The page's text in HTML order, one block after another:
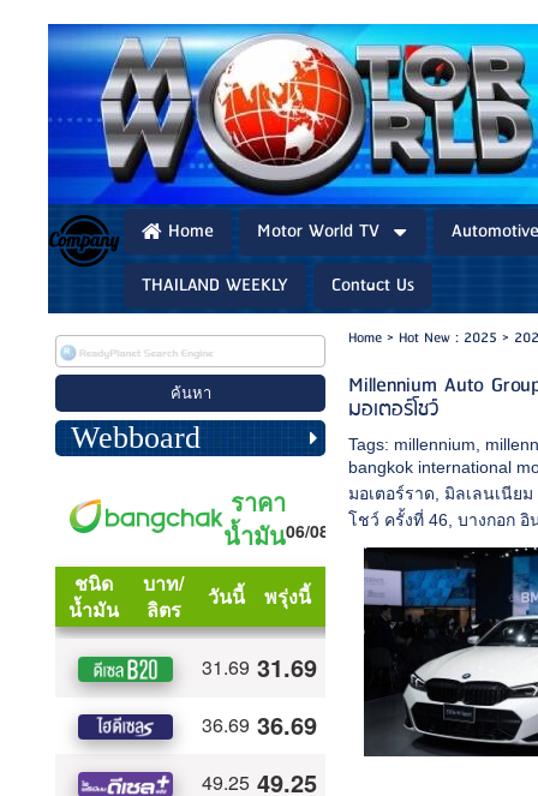
Home Motor World TV
THAILAND WEEKLY
Contact Us
Webboard
Home> Hot New : 2025 >
Millennium Auto
มอเตอร์โชว์
Tags: millennium
bangkok international
มอเตอร์ราด ,มิลเลนเนีย
โชว์ ครั้งที่ 46 ,บางกอก อิ